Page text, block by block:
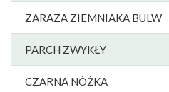
ZARAZA ZIEMNIAKA BULW
PARCH ZWYKŁY
CZARNA NÓŻKA